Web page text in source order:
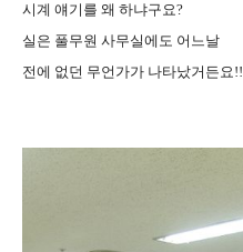
시계 얘기를 왜 하냐구요?
실은 풀무원 사무실에도 어느날
전에 없던 무언가가 나타났거든요!!